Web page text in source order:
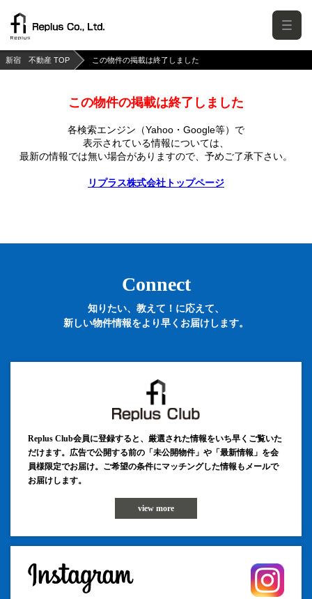
新宿 不動産 TOP この物件の掲載は終了しました
この物件の掲載は終了しました
各検索エンジン（Yahoo・Google等）で
表示されている情報については、
最新の情報では無い場合がありますので、 予めご了承下さい。
リプラス株式会社トップページ
Connect
知りたい、教えて！に応えて、
新しい物件情報をより早くお届けします。
Replus Club会員に登録すると、厳選された情報をいち早くご覧いた
だけます。広告で公開する前の「未公開物件」や「最新情報」を会
員様限定でお届け。ご希望の条件にマッチングした情報もメールで
お届けします。
view more